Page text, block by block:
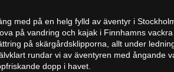
med på en helg fylld av äventyr i
på vandring och kajak i Finnhamns
på skärgårdsklipporna, allt under
rundar vi av äventyren med ångande
dopp i havet.